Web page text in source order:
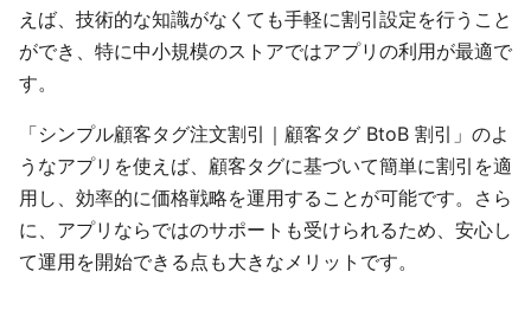
えば、技術的な知識がなくても手軽に割引設定を行うこと
ができ、特に中小規模のストアではアプリの利用が最適で
す。
「シンプル顧客タグ注文割引｜顧客タグ BtoB 割引」のよ
うなアプリを使えば、顧客タグに基づいて簡単に割引を適
用し、効率的に価格戦略を運用することが可能です。さら
に、アプリならではのサポートも受けられるため、安心し
て運用を開始できる点も大きなメリットです。